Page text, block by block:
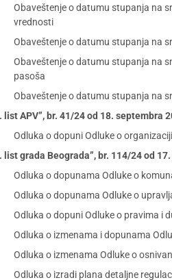
Obaveštenje o datumu stupanja na
vrednosti
Obaveštenje o datumu stupanja na
Obaveštenje o datumu stupanja na
pasoša
Obaveštenje o datumu stupanja na
list APV”, br. 41/24 od 18. septembra
Odluka o dopuni Odluke o
list grada Beograda”, br. 114/24 od
Odluka o dopunama Odluke o
Odluka o dopunama Odluke o
Odluka o dopuni Odluke o pravima i
Odluka o izmenama i dopunama
Odluka o izmenama Odluke o
Odluka o izradi plana detaljne